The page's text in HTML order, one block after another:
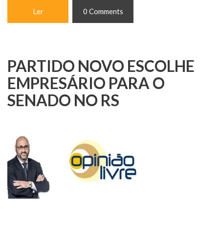
Ler 0 Comments
PARTIDO NOVO ESCOLHE
EMPRESÁRIO PARA O
SENADO NO RS